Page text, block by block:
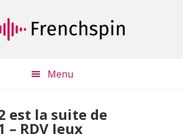
Menu
est la suite de
– RDV Jeux